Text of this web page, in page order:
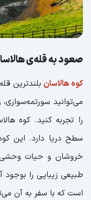
صعود به قله‌ی
کوه هالاسان بلندترین
می‌توانید
سطح دریا دارد. این
خروشان و حیات وحشی
طبیعی زیبایی را بوجود
است که با سفر به آن